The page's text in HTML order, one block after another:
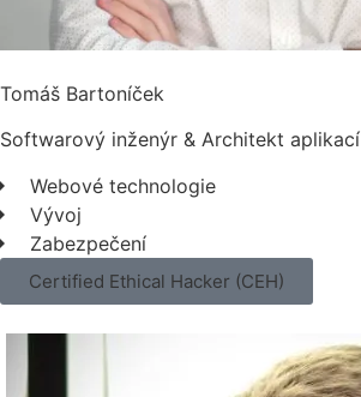
Tomáš Bartoníček
Softwarový inženýr & Architekt aplikací
Webové technologie
Vývoj
Zabezpečení
Certified Ethical Hacker (CEH)